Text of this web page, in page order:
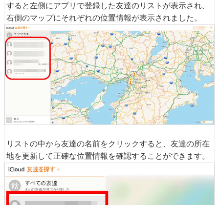
すると左側にアプリで登録した友達のリストが表示され、
右側のマップにそれぞれの位置情報が表示されました。
リストの中から友達の名前をクリックすると、友達の所在
地を更新して正確な位置情報を確認することができます。